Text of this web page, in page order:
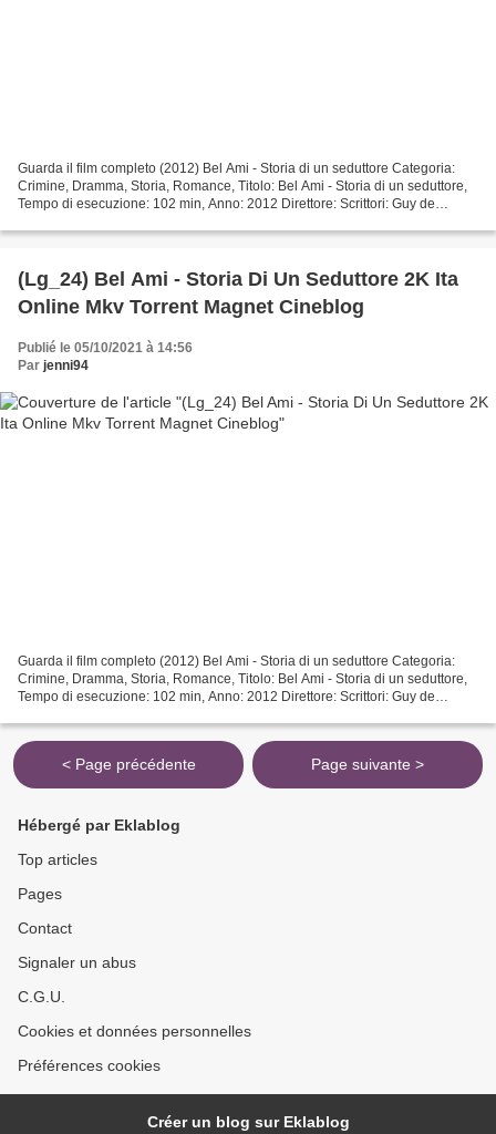
Guarda il film completo (2012) Bel Ami - Storia di un seduttore Categoria:
Crimine, Dramma, Storia, Romance, Titolo: Bel Ami - Storia di un seduttore,
Tempo di esecuzione: 102 min, Anno: 2012 Direttore: Scrittori: Guy de
(Lg_24) Bel Ami - Storia Di Un Seduttore 2K Ita
Online Mkv Torrent Magnet Cineblog
Publié le 05/10/2021 à 14:56
Par jenni94
Guarda il film completo (2012) Bel Ami - Storia di un seduttore Categoria:
Crimine, Dramma, Storia, Romance, Titolo: Bel Ami - Storia di un seduttore,
Tempo di esecuzione: 102 min, Anno: 2012 Direttore: Scrittori: Guy de
< Page précédente Page suivante >
Hébergé par Eklablog
Top articles
Pages
Contact
Signaler un abus
C.G.U.
Cookies et données personnelles
Préférences cookies
Créer un blog sur Eklablog